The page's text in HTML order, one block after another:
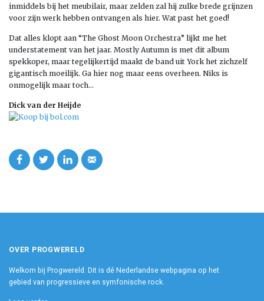
inmiddels bij het meubilair, maar zelden zal hij zulke brede grijnzen
voor zijn werk hebben ontvangen als hier. Wat past het goed!
Dat alles klopt aan “The Ghost Moon Orchestra” lijkt me het
understatement van het jaar. Mostly Autumn is met dit album
spekkoper, maar tegelijkertijd maakt de band uit York het zichzelf
gigantisch moeilijk. Ga hier nog maar eens overheen. Niks is
onmogelijk maar toch…
Dick van der Heijde
OVER PROGWERELD
Welkom bij Progwereld. Dit is dé Nederlandse webpagina op het
gebied van progressieve en symfonische rock.